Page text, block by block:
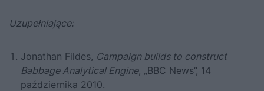
Uzupełniające:
Jonathan Fildes, Campaign builds to construct
Babbage Analytical Engine, „BBC News”, 14
października 2010.